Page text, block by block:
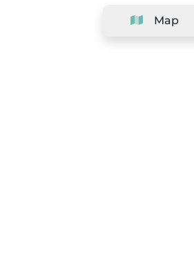
Map